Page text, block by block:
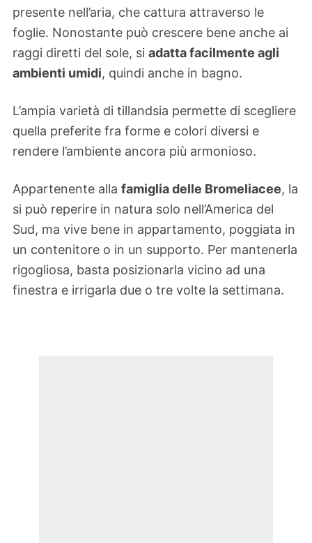
presente nell’aria, che cattura attraverso le
foglie. Nonostante può crescere bene anche ai
raggi diretti del sole, si adatta facilmente agli
ambienti umidi, quindi anche in bagno.
L’ampia varietà di tillandsia permette di scegliere
quella preferite fra forme e colori diversi e
rendere l’ambiente ancora più armonioso.
Appartenente alla famiglia delle Bromeliacee, la
si può reperire in natura solo nell’America del
Sud, ma vive bene in appartamento, poggiata in
un contenitore o in un supporto. Per mantenerla
rigogliosa, basta posizionarla vicino ad una
finestra e irrigarla due o tre volte la settimana.